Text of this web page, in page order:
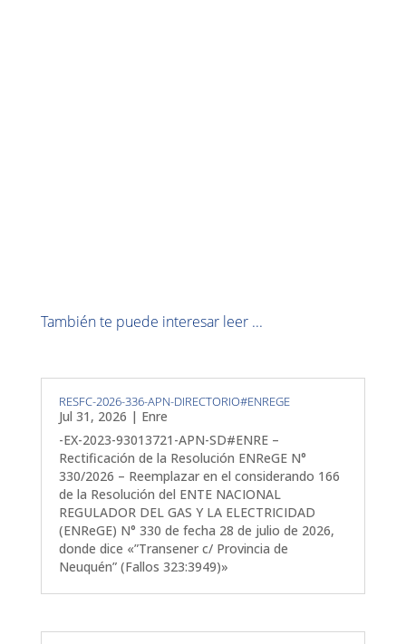
También te puede interesar leer ...
RESFC-2026-336-APN-DIRECTORIO#ENREGE
Jul 31, 2026 | Enre
-EX-2023-93013721-APN-SD#ENRE –
Rectificación de la Resolución ENReGE N°
330/2026 – Reemplazar en el considerando 166
de la Resolución del ENTE NACIONAL
REGULADOR DEL GAS Y LA ELECTRICIDAD
(ENReGE) N° 330 de fecha 28 de julio de 2026,
donde dice «”Transener c/ Provincia de
Neuquén” (Fallos 323:3949)»